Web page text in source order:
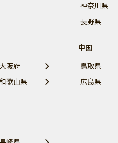
神奈川県
長野県
大阪府
和歌山県
中国
鳥取県
広島県